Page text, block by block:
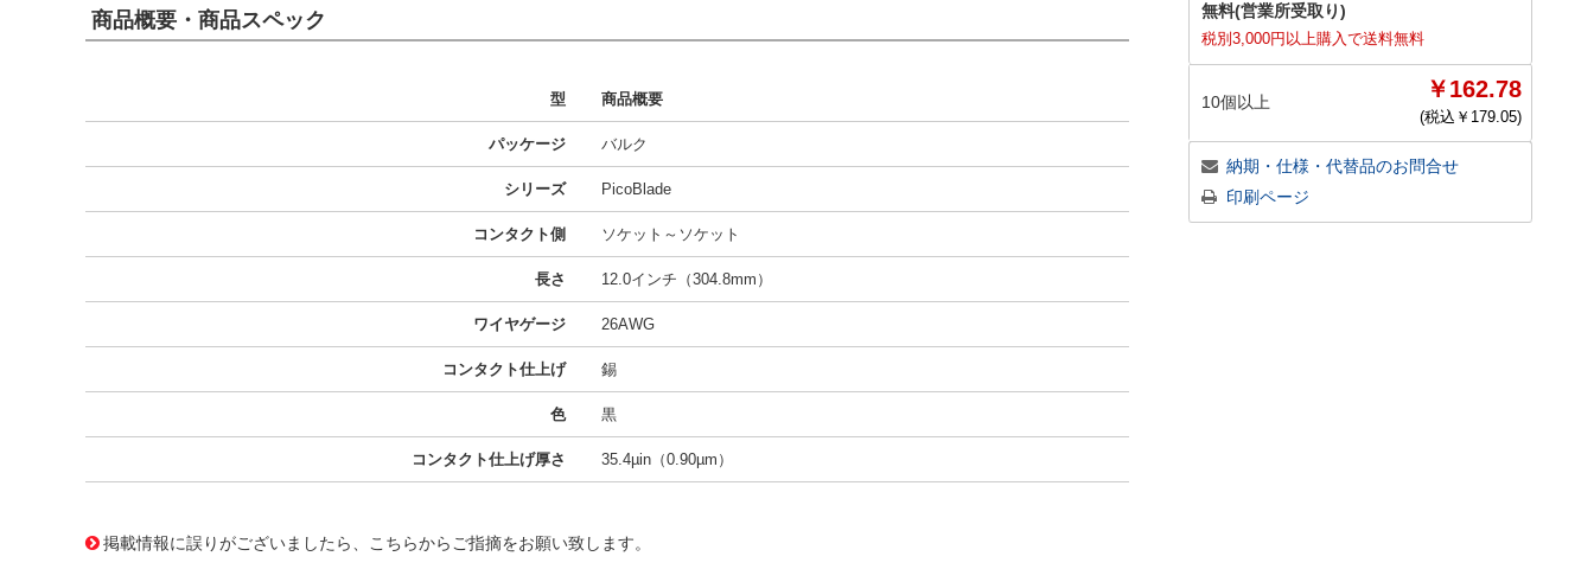
無料(営業所受取り)
税別3,000円以上購入で送料無料
10個以上 ￥162.78
(税込￥ 179.05)
納期・仕様・代替品のお問合せ
印刷ページ
商品概要・商品スペック
型 商品概要
パッケージ バルク
シリーズ PicoBlade
コンタクト側 ソケット～ソケット
長さ 12.0インチ（304.8mm）
ワイヤゲージ 26AWG
コンタクト仕上げ 錫
色 黒
コンタクト仕上げ厚さ 35.4µin（0.90µm）
掲載情報に誤りがございましたら、こちらからご指摘をお願い致します。